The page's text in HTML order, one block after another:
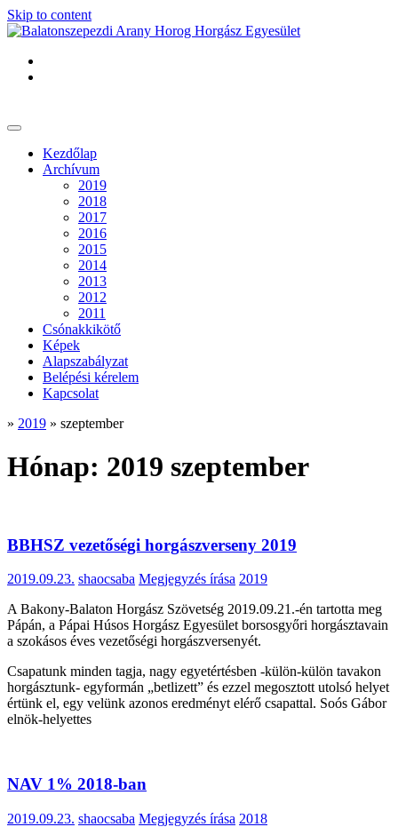
Skip to content
Kezdőlap
Archívum
2019
2018
2017
2016
2015
2014
2013
2012
2011
Csónakkikötő
Képek
Alapszabályzat
Belépési kérelem
Kapcsolat
» 2019 » szeptember
Hónap: 2019 szeptember
BBHSZ vezetőségi horgászverseny 2019
2019.09.23. shaocsaba Megjegyzés írása 2019
A Bakony-Balaton Horgász Szövetség 2019.09.21.-én tartotta meg
Pápán, a Pápai Húsos Horgász Egyesület borsosgyőri horgásztavain
a szokásos éves vezetőségi horgászversenyét.
Csapatunk minden tagja, nagy egyetértésben -külön-külön tavakon
horgásztunk- egyformán „betlizett” és ezzel megosztott utolsó helyet
értünk el, egy velünk azonos eredményt elérő csapattal. Soós Gábor
elnök-helyettes
NAV 1% 2018-ban
2019.09.23. shaocsaba Megjegyzés írása 2018